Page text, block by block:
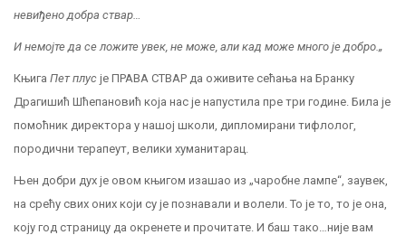
невиђено добра ствар…
И немојте да се ложите увек, не може, али кад може много је добро.„
Књига Пет плус је ПРАВА СТВАР да оживите сећања на Бранку
Драгишић Шћепановић која нас је напустила пре три године. Била је
помоћник директора у нашој школи, дипломирани тифлолог,
породични терапеут, велики хуманитарац.
Њен добри дух је овом књигом изашао из „чаробне лампе“, заувек,
на срећу свих оних који су је познавали и волели. То је то, то је она,
коју год страницу да окренете и прочитате. И баш тако…није вам